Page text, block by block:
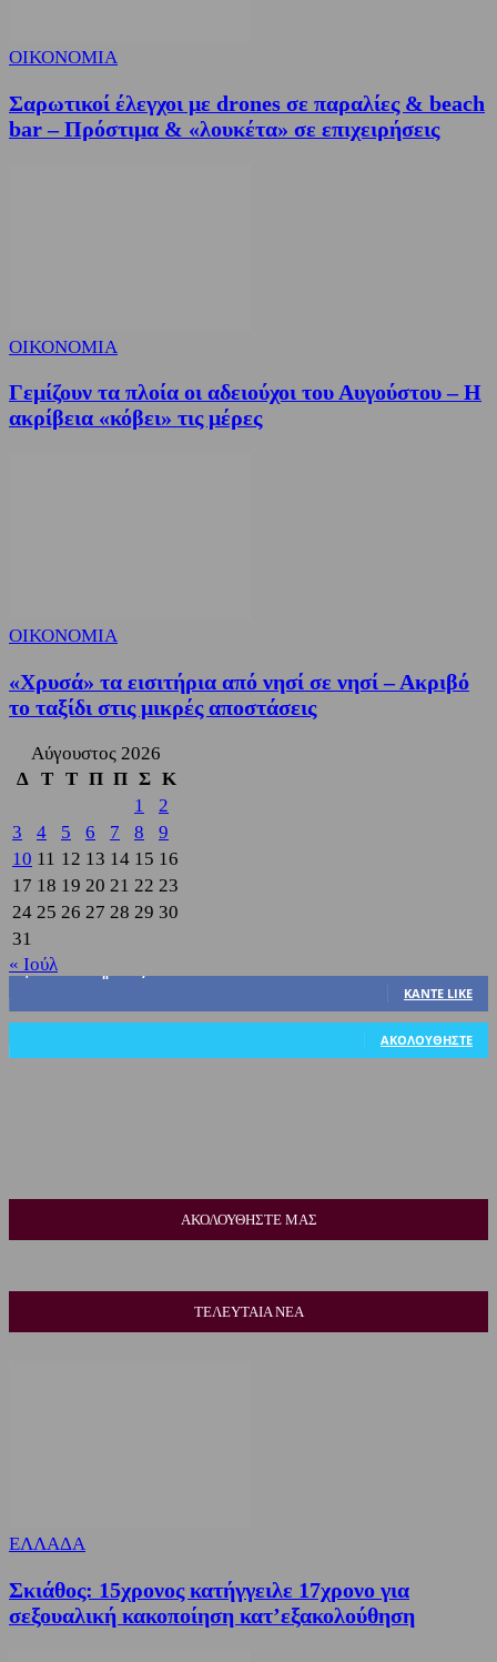
ΟΙΚΟΝΟΜΙΑ
Σαρωτικοί έλεγχοι με drones σε παραλίες & beach
bar – Πρόστιμα & «λουκέτα» σε επιχειρήσεις
ΟΙΚΟΝΟΜΙΑ
Γεμίζουν τα πλοία οι αδειούχοι του Αυγούστου – Η
ακρίβεια «κόβει» τις μέρες
ΟΙΚΟΝΟΜΙΑ
«Χρυσά» τα εισιτήρια από νησί σε νησί – Ακριβό
το ταξίδι στις μικρές αποστάσεις
Αύγουστος 2026
Δ
Τ Τ Π Π Σ Κ
1
2
3
4 5 6 7 8
9
10 11 12 13 14 15 16
17 18 19 20 21 22 23
24 25 26 27 28 29 30
31
« Ιούλ
3,822
ΚΆΝΤΕ LIKE
ΑΚΟΛΟΥΘΉΣΤΕ
ΑΚΟΛΟΥΘΗΣΤΕ ΜΑΣ
ΤΕΛΕΥΤΑΙΑ ΝΕΑ
ΕΛΛΑΔΑ
Σκιάθος: 15χρονος κατήγγειλε 17χρονο για
σεξουαλική κακοποίηση κατ’εξακολούθηση